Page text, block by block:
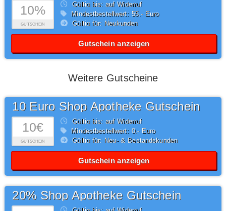
10%
GUTSCHEIN
Gültig bis: auf Widerruf
Mindestbestellwert: 55,- Euro
Gültig für: Neukunden
Gutschein anzeigen
Weitere Gutscheine
10€
GUTSCHEIN
10 Euro Shop Apotheke Gutschein
Gültig bis: auf Widerruf
Mindestbestellwert: 0,- Euro
Gültig für: Neu- & Bestandskunden
Gutschein anzeigen
20% Shop Apotheke Gutschein